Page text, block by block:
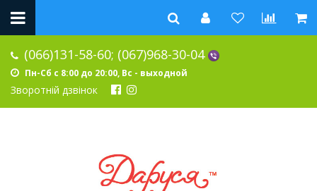
(066)131-58-60; (067)968-30-04
Пн-Сб с 8:00 до 20:00, Вс - выходной
Зворотній дзвінок